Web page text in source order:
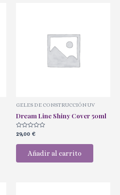
GELES DE CONSTRUCCIÓN UV
Dream Line Shiny Cover 50ml
Valorado
con
0
29,00 €
Añadir al carrito